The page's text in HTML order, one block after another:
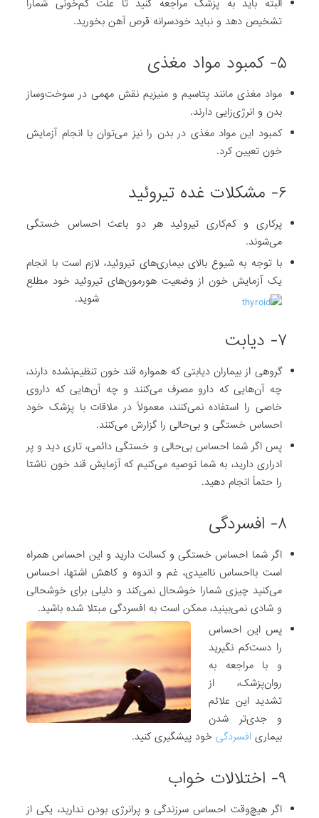
البته باید به پزشک مراجعه کنید تا علت کم‌خونی شمارا
تشخیص دهد و نباید خودسرانه قرص آهن بخورید.
مواد مغذی مانند پتاسیم و منیزیم نقش مهمی در سوخت‌وساز
بدن و انرژی‌زایی دارند.
کمبود این مواد مغذی در بدن را نیز می‌توان با انجام آزمایش
خون تعیین کرد.
پرکاری و کم‌کاری تیروئید هر دو باعث احساس خستگی
می‌شوند.
با توجه به شیوع بالای بیماری‌های تیروئید، لازم است با انجام
یک آزمایش خون از وضعیت هورمون‌های تیروئید خود مطلع
شوید.
گروهی از بیماران دیابتی که همواره قند خون تنظیم‌نشده دارند،
چه آن‌هایی که دارو مصرف می‌کنند و چه آن‌هایی که داروی
خاصی را استفاده نمی‌کنند، معمولاً در ملاقات با پزشک خود
احساس خستگی و بی‌حالی را گزارش می‌کنند.
پس اگر شما احساس بی‌حالی و خستگی دائمی، تاری دید و پر
ادراری دارید، به شما توصیه می‌کنیم که آزمایش قند خون ناشتا
را حتماً انجام دهید.
اگر شما احساس خستگی و کسالت دارید و این احساس همراه
است بااحساس ناامیدی، غم و اندوه و کاهش اشتها، احساس
می‌کنید چیزی شمارا خوشحال نمی‌کند و دلیلی برای خوشحالی
و شادی نمی‌بینید، ممکن است به افسردگی مبتلا شده باشید.
پس این احساس
را دست‌کم نگیرید
و با مراجعه به
روان‌پزشک، از
تشدید این علائم
و جدی‌تر شدن
بیماریافسردگی خود پیشگیری کنید.
اگر هیچ‌وقت احساس سرزندگی و پرانرژی بودن ندارید، یکی از